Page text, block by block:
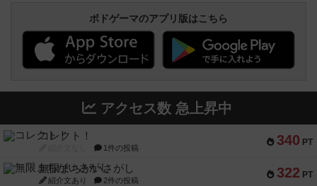
ボドゲーマのアプリ版はこちら
アクセス数 急上昇中
340 PT
コレクト！
1件の投稿
322 PT
無限まちがいさがし
紹介文あり 2件の投稿